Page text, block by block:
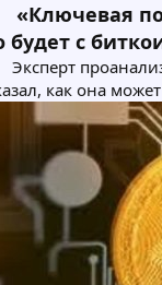
«Ключевая
будет с
Эксперт
как она